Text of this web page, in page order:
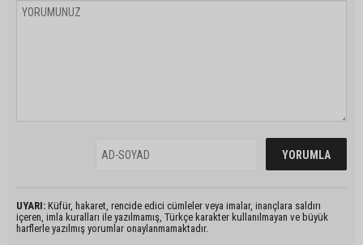
UYARI: Küfür, hakaret, rencide edici cümleler veya imalar, inançlara saldırı
içeren, imla kuralları ile yazılmamış, Türkçe karakter kullanılmayan ve büyük
harflerle yazılmış yorumlar onaylanmamaktadır.